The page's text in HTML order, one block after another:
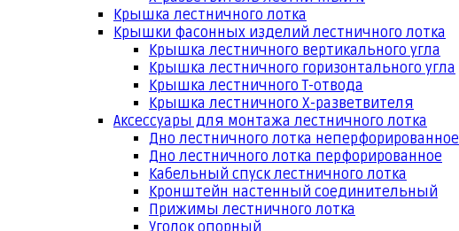
Крышка лестничного лотка
Крышки фасонных изделий лестничного лотка
Крышка лестничного вертикального угла
Крышка лестничного горизонтального угла
Крышка лестничного Т-отвода
Крышка лестничного Х-разветвителя
Аксессуары для монтажа лестничного лотка
Дно лестничного лотка неперфорированное
Дно лестничного лотка перфорированное
Кабельный спуск лестничного лотка
Кронштейн настенный соединительный
Прижимы лестничного лотка
Уголок опорный